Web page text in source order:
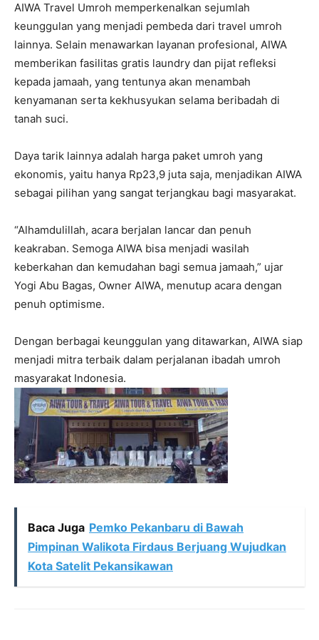
AIWA Travel Umroh memperkenalkan sejumlah
keunggulan yang menjadi pembeda dari travel umroh
lainnya. Selain menawarkan layanan profesional, AIWA
memberikan fasilitas gratis laundry dan pijat refleksi
kepada jamaah, yang tentunya akan menambah
kenyamanan serta kekhusyukan selama beribadah di
tanah suci.
Daya tarik lainnya adalah harga paket umroh yang
ekonomis, yaitu hanya Rp23,9 juta saja, menjadikan AIWA
sebagai pilihan yang sangat terjangkau bagi masyarakat.
“Alhamdulillah, acara berjalan lancar dan penuh
keakraban. Semoga AIWA bisa menjadi wasilah
keberkahan dan kemudahan bagi semua jamaah,” ujar
Yogi Abu Bagas, Owner AIWA, menutup acara dengan
penuh optimisme.
Dengan berbagai keunggulan yang ditawarkan, AIWA siap
menjadi mitra terbaik dalam perjalanan ibadah umroh
masyarakat Indonesia.
Baca Juga Pemko Pekanbaru di Bawah
Pimpinan Walikota Firdaus Berjuang Wujudkan
Kota Satelit Pekansikawan